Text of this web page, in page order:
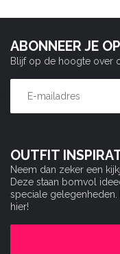
OUTFIT
Neem dan zeker een
Deze staan bomvol
speciale
hier!
ABONNEER JE
Blijf op de hoogte over